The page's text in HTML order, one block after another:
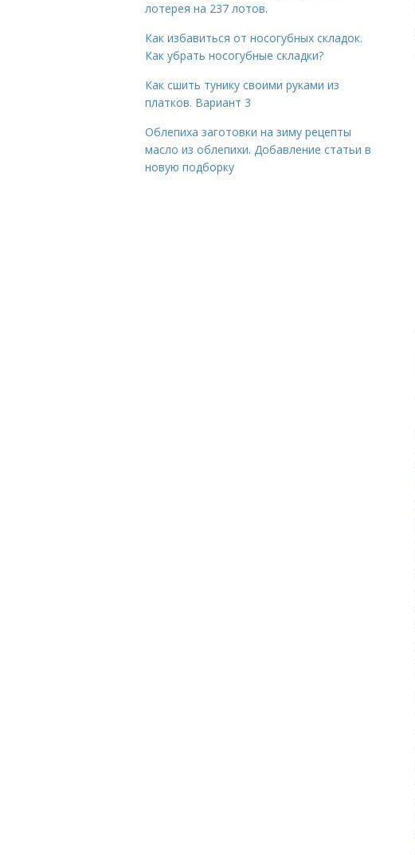
лотерея на 237 лотов.
Как избавиться от носогубных складок.
Как убрать носогубные складки?
Как сшить тунику своими руками из
платков. Вариант 3
Облепиха заготовки на зиму рецепты
масло из облепихи. Добавление статьи в
новую подборку